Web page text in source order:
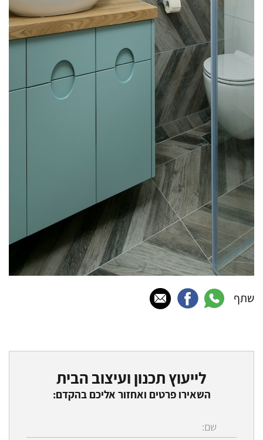
שתף
לייעוץ תכנון ועיצוב הבית
השאירו פרטים ואחזור אליכם בהקדם: